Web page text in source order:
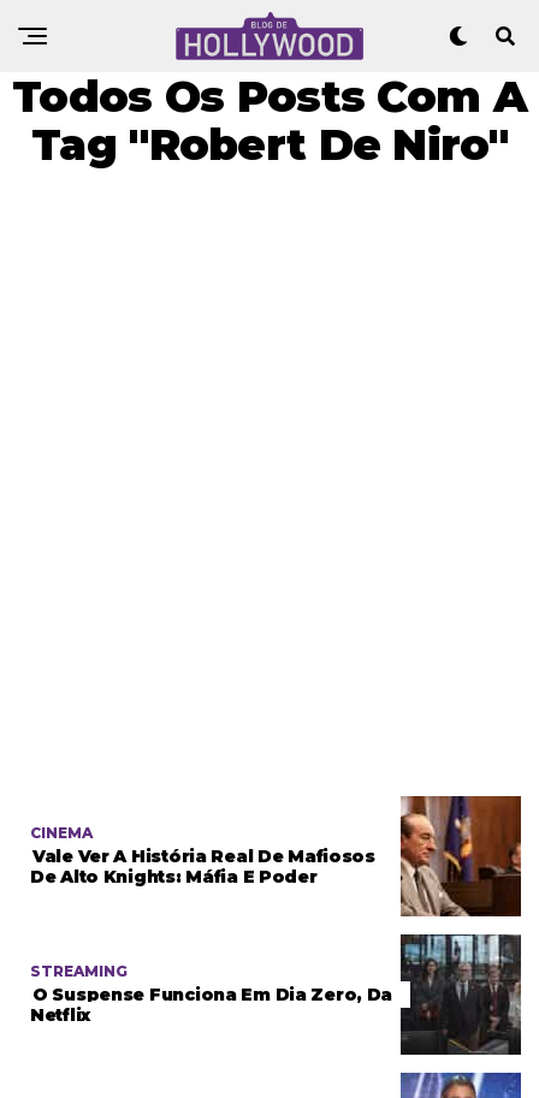
Todos Os Posts Com A
Tag "Robert De Niro"
CINEMA
Vale Ver A História Real De Mafiosos
De Alto Knights: Máfia E Poder
STREAMING
O Suspense Funciona Em Dia Zero, Da
Netflix